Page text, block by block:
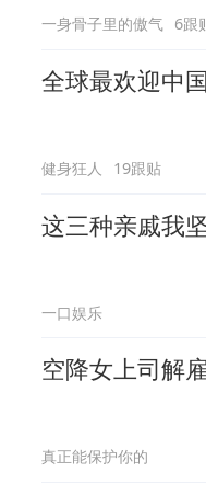
一身骨子里的傲气 6跟
全球最欢迎中
健身狂人 19跟贴
这三种亲戚我
一口娱乐
空降女上司解
真正能保护你的